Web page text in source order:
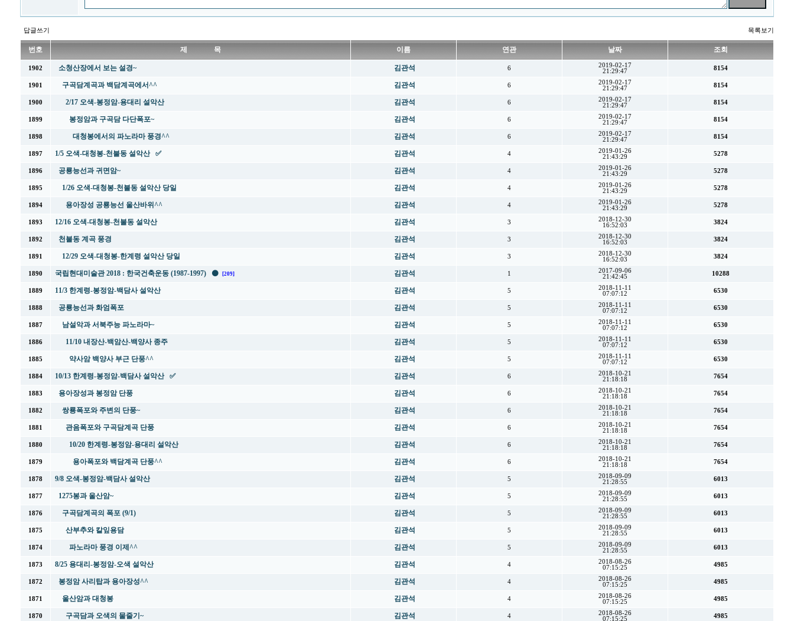
답글쓰기 목록보기
번호 제 목 이름 연관 날짜 조회
1902 소청산장에서 보는 설경~ 김관석 6
2019-02-17
21:29:47
8154
1901 구곡담계곡과 백담계곡에서^^ 김관석 6
2019-02-17
21:29:47
8154
1900 2/17 오색-봉정암-용대리 설악산 김관석 6
2019-02-17
21:29:47
8154
1899 봉정암과 구곡담 다단폭포~ 김관석 6
2019-02-17
21:29:47
8154
1898 대청봉에서의 파노라마 풍경^^ 김관석 6
2019-02-17
21:29:47
8154
1897 1/5 오색-대청봉-천불동 설악산 ✅ 김관석 4
2019-01-26
21:43:29
5278
1896 공룡능선과 귀면암~ 김관석 4
2019-01-26
21:43:29
5278
1895 1/26 오색-대청봉-천불동 설악산 당일 김관석 4
2019-01-26
21:43:29
5278
1894 용아장성 공룡능선 울산바위^^ 김관석 4
2019-01-26
21:43:29
5278
1893 12/16 오색-대청봉-천불동 설악산 김관석 3
2018-12-30
16:52:03
3824
1892 천불동 계곡 풍경 김관석 3
2018-12-30
16:52:03
3824
1891 12/29 오색-대청봉-한계령 설악산 당일 김관석 3
2018-12-30
16:52:03
3824
1890 국립현대미술관 2018 : 한국건축운동 (1987-1997) ⚫ [209] 김관석 1
2017-09-06
21:42:45
10288
1889 11/3 한계령-봉정암-백담사 설악산 김관석 5
2018-11-11
07:07:12
6530
1888 공룡능선과 화엄폭포 김관석 5
2018-11-11
07:07:12
6530
1887 남설악과 서북주능 파노라마~ 김관석 5
2018-11-11
07:07:12
6530
1886 11/10 내장산-백암산-백양사 종주 김관석 5
2018-11-11
07:07:12
6530
1885 약사암 백양사 부근 단풍^^ 김관석 5
2018-11-11
07:07:12
6530
1884 10/13 한계령-봉정암-백담사 설악산 ✅ 김관석 6
2018-10-21
21:18:18
7654
1883 용아장성과 봉정암 단풍 김관석 6
2018-10-21
21:18:18
7654
1882 쌍룡폭포와 주변의 단풍~ 김관석 6
2018-10-21
21:18:18
7654
1881 관음폭포와 구곡담계곡 단풍 김관석 6
2018-10-21
21:18:18
7654
1880 10/20 한계령-봉정암-용대리 설악산 김관석 6
2018-10-21
21:18:18
7654
1879 용아폭포와 백담계곡 단풍^^ 김관석 6
2018-10-21
21:18:18
7654
1878 9/8 오색-봉정암-백담사 설악산 김관석 5
2018-09-09
21:28:55
6013
1877 1275봉과 울산암~ 김관석 5
2018-09-09
21:28:55
6013
1876 구곡담계곡의 폭포 (9/1) 김관석 5
2018-09-09
21:28:55
6013
1875 산부추와 칼잎용담 김관석 5
2018-09-09
21:28:55
6013
1874 파노라마 풍경 이제^^ 김관석 5
2018-09-09
21:28:55
6013
1873 8/25 용대리-봉정암-오색 설악산 김관석 4
2018-08-26
07:15:25
4985
1872 봉정암 사리탑과 용아장성^^ 김관석 4
2018-08-26
07:15:25
4985
1871 울산암과 대청봉 김관석 4
2018-08-26
07:15:25
4985
1870 구곡담과 오색의 물줄기~ 김관석 4
2018-08-26
07:15:25
4985